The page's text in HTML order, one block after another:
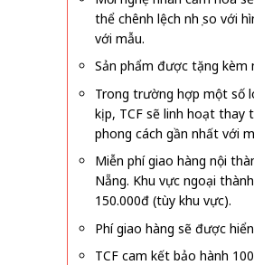
thể chênh lệch nhẹ so với
với mẫu.
Sản phẩm được tặng kèm
Trong trường hợp một số
kịp, TCF sẽ linh hoạt
phong cách gần nhất với
Miễn phí giao hàng nội
Nẵng. Khu vực ngoại
150.000đ (tùy khu vực).
Phí giao hàng sẽ được
TCF cam kết bảo hành